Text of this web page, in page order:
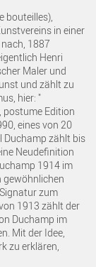
bouteilles),
in einer
1887
Henri
Maler und
und zählt zu
hier: "
postume Edition
eines von 20
Duchamp zählt bis
Neudefinition
1914 im
gewöhnlichen
zum
1913 zählt der
Duchamp im
Mit der Idee,
zu erklären,